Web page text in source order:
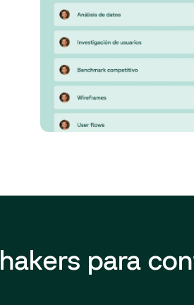
para